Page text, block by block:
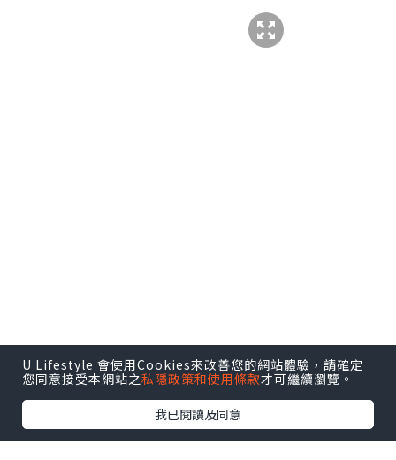
U Lifestyle 會使用Cookies來改善您的網站體驗，請確定
您同意接受本網站之私隱政策和使用條款才可繼續瀏覽。
我已閱讀及同意